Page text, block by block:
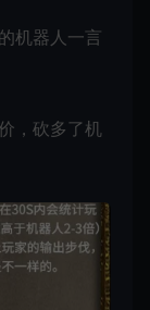
机器人一言
，砍多了机